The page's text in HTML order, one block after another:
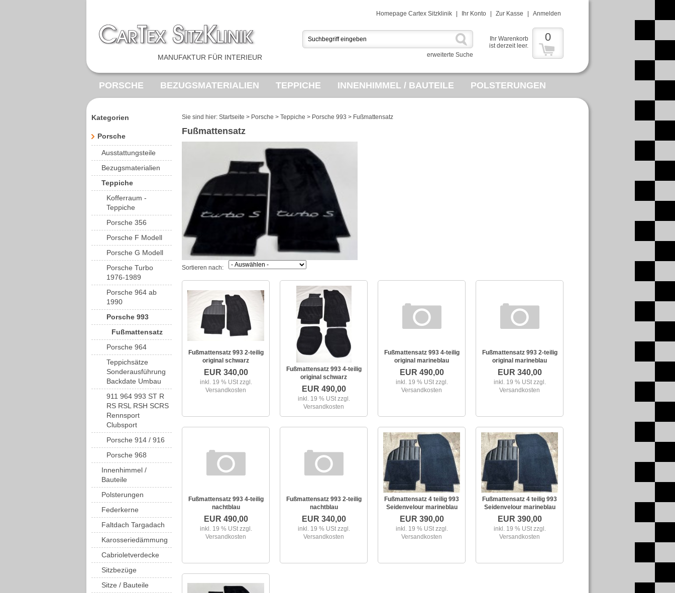
Homepage Cartex Sitzklinik Ihr Konto Zur Kasse Anmelden
MANUFAKTUR FÜR INTERIEUR erweiterte Suche
Ihr Warenkorb
ist derzeit leer.
0
PORSCHE BEZUGSMATERIALIEN TEPPICHE INNENHIMMEL / BAUTEILE POLSTERUNGEN
VOLKSWAGEN MERCEDES
Kategorien
Porsche
Ausstattungsteile
Bezugsmaterialien
Teppiche
Kofferraum -
Teppiche
Porsche 356
Porsche F Modell
Porsche G Modell
Porsche Turbo
1976-1989
Porsche 964 ab
1990
Porsche 993
Fußmattensatz
Porsche 964
Teppichsätze
Sonderausführung
Backdate Umbau
911 964 993 ST R
RS RSL RSH SCRS
Rennsport
Clubsport
Porsche 914 / 916
Porsche 968
Innenhimmel /
Bauteile
Polsterungen
Federkerne
Faltdach Targadach
Karosseriedämmung
Cabrioletverdecke
Sitzbezüge
Sitze / Bauteile
Sie sind hier: Startseite > Porsche > Teppiche > Porsche 993 > Fußmattensatz
Fußmattensatz
Sortieren nach:
Fußmattensatz 993 2-teilig
original schwarz
EUR 340,00
inkl. 19 % USt zzgl.
Versandkosten
Fußmattensatz 993 4-teilig
original schwarz
EUR 490,00
inkl. 19 % USt zzgl.
Versandkosten
Fußmattensatz 993 4-teilig
original marineblau
EUR 490,00
inkl. 19 % USt zzgl.
Versandkosten
Fußmattensatz 993 2-teilig
original marineblau
EUR 340,00
inkl. 19 % USt zzgl.
Versandkosten
Fußmattensatz 993 4-teilig
nachtblau
EUR 490,00
inkl. 19 % USt zzgl.
Versandkosten
Fußmattensatz 993 2-teilig
nachtblau
EUR 340,00
inkl. 19 % USt zzgl.
Versandkosten
Fußmattensatz 4 teilig 993
Seidenvelour marineblau
EUR 390,00
inkl. 19 % USt zzgl.
Versandkosten
Fußmattensatz 4 teilig 993
Seidenvelour marineblau
EUR 390,00
inkl. 19 % USt zzgl.
Versandkosten